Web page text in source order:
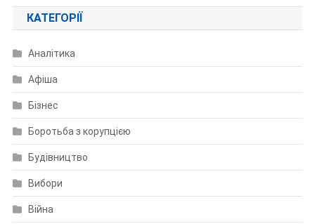
КАТЕГОРІЇ
Аналітика
Афіша
Бізнес
Боротьба з корупцією
Будівництво
Вибори
Війна